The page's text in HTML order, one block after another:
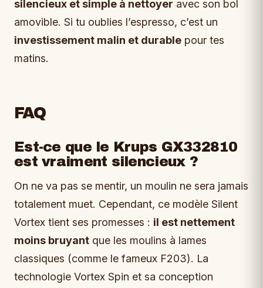
silencieux et simple à nettoyer avec son bol
amovible. Si tu oublies l’espresso, c’est un
investissement malin et durable pour tes
matins.
FAQ
Est-ce que le Krups GX332810
est vraiment silencieux ?
On ne va pas se mentir, un moulin ne sera jamais
totalement muet. Cependant, ce modèle Silent
Vortex tient ses promesses : il est nettement
moins bruyant que les moulins à lames
classiques (comme le fameux F203). La
technologie Vortex Spin et sa conception